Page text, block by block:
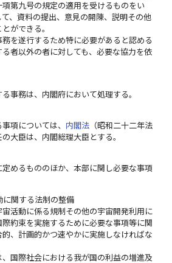
第九号の規定の適用を受けるものをい
、資料の提出、意見の開陳、説明その他
ができる。
を遂行するため特に必要があると認める
る者以外の者に対しても、必要な協力を依
事務は、内閣府において処理する。
項については、 内閣法 （昭和二十二年法
大臣は、内閣総理大臣とする。
定めるもののほか、本部に関し必要な事項
関する法制の整備
宙活動に係る規制その他の宇宙開発利用に
約束を実施するために必要な事項等に関
、計画的かつ速やかに実施しなければな
国際社会における我が国の利益の増進及